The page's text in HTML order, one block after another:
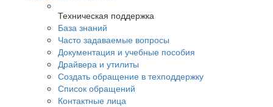
Техническая поддержка
База знаний
Часто задаваемые вопросы
Документация и учебные пособия
Драйвера и утилиты
Создать обращение в техподдержку
Список обращений
Контактные лица